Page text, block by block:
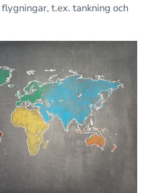
t.ex. tankning och